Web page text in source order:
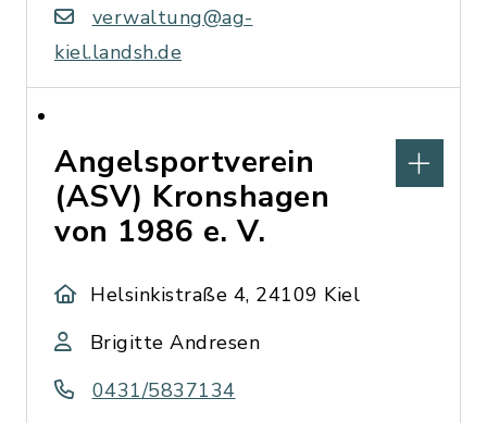
verwaltung@ag-
kiel.landsh.de
Angelsportverein
(ASV) Kronshagen
von 1986 e. V.
Helsinkistraße 4, 24109 Kiel
Brigitte Andresen
0431/5837134